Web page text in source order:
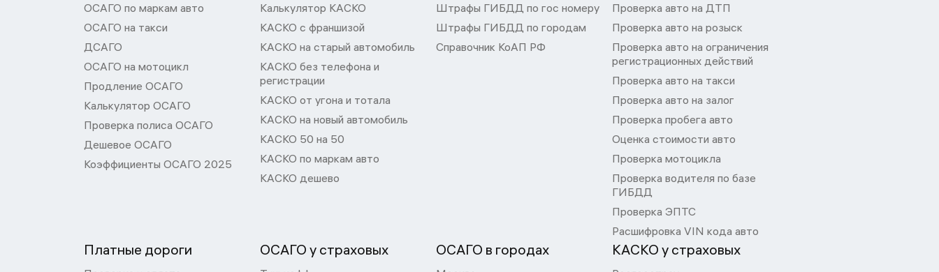
ОСАГО по маркам авто
ОСАГО на такси
ДСАГО
ОСАГО на мотоцикл
Продление ОСАГО
Калькулятор ОСАГО
Проверка полиса ОСАГО
Дешевое ОСАГО
Коэффициенты ОСАГО 2025
Калькулятор КАСКО
КАСКО с франшизой
КАСКО на старый автомобиль
КАСКО без телефона и
регистрации
КАСКО от угона и тотала
КАСКО на новый автомобиль
КАСКО 50 на 50
КАСКО по маркам авто
КАСКО дешево
Штрафы ГИБДД по гос номеру
Штрафы ГИБДД по городам
Справочник КоАП РФ
Проверка авто на ДТП
Проверка авто на розыск
Проверка авто на ограничения
регистрационных действий
Проверка авто на такси
Проверка авто на залог
Проверка пробега авто
Оценка стоимости авто
Проверка мотоцикла
Проверка водителя по базе
ГИБДД
Проверка ЭПТС
Расшифровка VIN кода авто
Платные дороги ОСАГО у страховых ОСАГО в городах КАСКО у страховых